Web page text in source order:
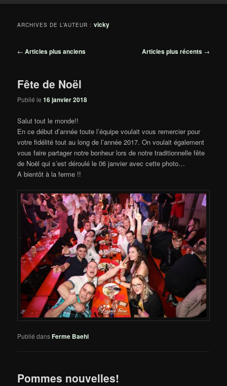
ARCHIVES DE L’AUTEUR :vicky
Navigation
← Articles plus anciens Articles plus récents →
Fête de Noël
Publié le16 janvier 2018
Salut tout le monde!!
En ce début d’année toute l’équipe voulait vous remercier pour
votre fidélité tout au long de l’année 2017. On voulait également
vous faire partager notre bonheur lors de notre traditionnelle fête
de Noël qui s’est déroulé le 06 janvier avec cette photo…
A bientôt à la ferme !!
Publié dansFerme Baehl
Pommes nouvelles!